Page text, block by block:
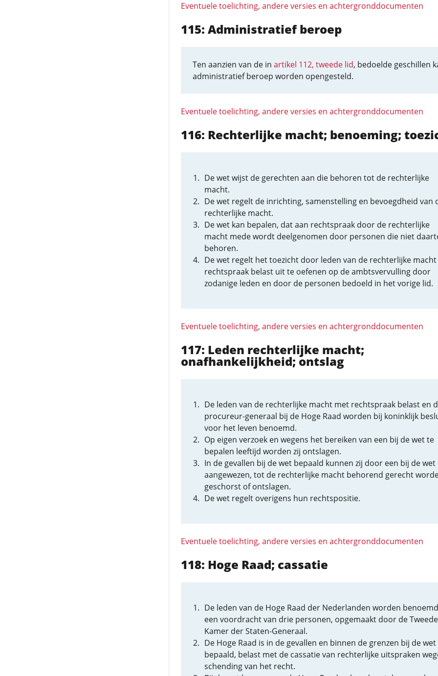
Eventuele toelichting, andere versies en achtergronddocumenten
115: Administratief beroep
Ten aanzien van de in artikel 112, tweede lid, bedoelde geschillen
administratief beroep worden opengesteld.
Eventuele toelichting, andere versies en achtergronddocumenten
116: Rechterlijke macht; benoeming;
De wet wijst de gerechten aan die behoren tot de rechterlijke
macht.
De wet regelt de inrichting, samenstelling en bevoegdheid van
rechterlijke macht.
De wet kan bepalen, dat aan rechtspraak door de rechterlijke
macht mede wordt deelgenomen door personen die niet
behoren.
De wet regelt het toezicht door leden van de rechterlijke
rechtspraak belast uit te oefenen op de ambtsvervulling door
zodanige leden en door de personen bedoeld in het vorige lid.
Eventuele toelichting, andere versies en achtergronddocumenten
117: Leden rechterlijke macht;
onafhankelijkheid; ontslag
De leden van de rechterlijke macht met rechtspraak belast en
procureur-generaal bij de Hoge Raad worden bij koninklijk
voor het leven benoemd.
Op eigen verzoek en wegens het bereiken van een bij de wet te
bepalen leeftijd worden zij ontslagen.
In de gevallen bij de wet bepaald kunnen zij door een bij de wet
aangewezen, tot de rechterlijke macht behorend gerecht
geschorst of ontslagen.
De wet regelt overigens hun rechtspositie.
Eventuele toelichting, andere versies en achtergronddocumenten
118: Hoge Raad; cassatie
De leden van de Hoge Raad der Nederlanden worden
een voordracht van drie personen, opgemaakt door de Tweede
Kamer der Staten-Generaal.
De Hoge Raad is in de gevallen en binnen de grenzen bij de wet
bepaald, belast met de cassatie van rechterlijke uitspraken
schending van het recht.